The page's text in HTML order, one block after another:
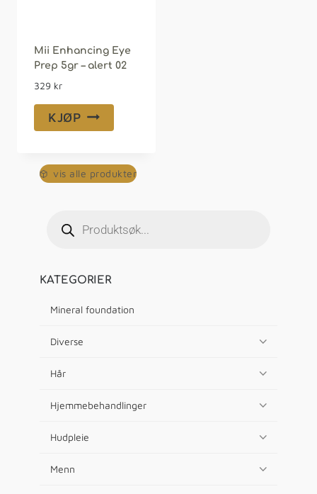
Mii Enhancing Eye
Prep 5gr – alert 02
329 kr
KJØP
vis alle produkter
KATEGORIER
Mineral foundation
Diverse
Hår
Hjemmebehandlinger
Hudpleie
Menn